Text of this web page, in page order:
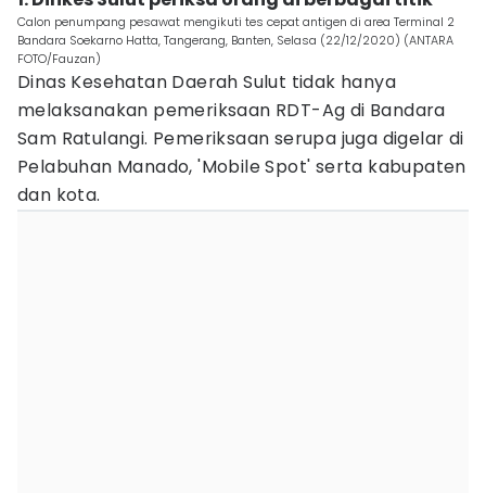
Calon penumpang pesawat mengikuti tes cepat antigen di area Terminal 2
Bandara Soekarno Hatta, Tangerang, Banten, Selasa (22/12/2020) (ANTARA
FOTO/Fauzan)
Dinas Kesehatan Daerah Sulut tidak hanya
melaksanakan pemeriksaan RDT-Ag di Bandara
Sam Ratulangi. Pemeriksaan serupa juga digelar di
Pelabuhan Manado, 'Mobile Spot' serta kabupaten
dan kota.